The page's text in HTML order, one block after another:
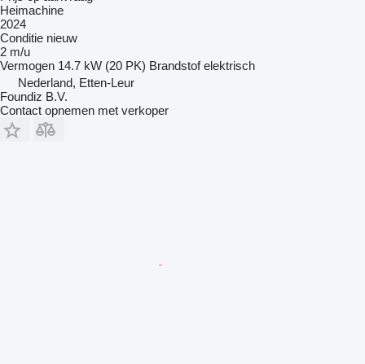
Heimachine
2024
Conditie nieuw
2 m/u
Vermogen 14.7 kW (20 PK) Brandstof elektrisch
Nederland, Etten-Leur
Foundiz B.V.
Contact opnemen met verkoper